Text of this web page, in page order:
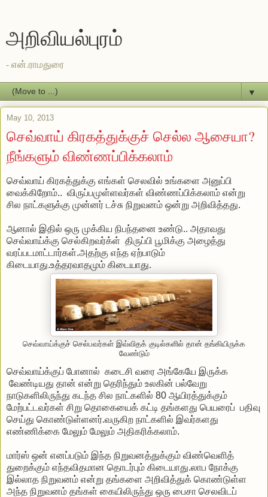
அறிவியல்புரம்
- என்.ராமதுரை
▼
May 10, 2013
செவ்வாய் கிரகத்துக்குச் செல்ல ஆசையா?
நீங்களும் விண்ணப்பிக்கலாம்
செவ்வாய் கிரகத்துக்கு எங்கள் செலவில் உங்களை அனுப்பி
வைக்கிறோம்.. விருப்பமுள்ளவர்கள் விண்ணப்பிக்கலாம் என்று
சில நாட்களுக்கு முன்னர் டச்சு நிறுவனம் ஒன்று அறிவித்தது.
ஆனால் இதில் ஒரு முக்கிய நிபந்தனை உண்டு.. அதாவது
செவ்வாய்க்கு செல்கிறவர்க்ள் திருப்பி பூமிக்கு அழைத்து
வரப்படமாட்டார்கள்.அதற்கு எந்த ஏற்பாடும்
கிடையாது.உத்தரவாதமும் கிடையாது.
செவ்வாய்க்குச் செல்பவர்கள் இவ்விதக் குடில்களில் தான் தங்கியிருக்க
வேண்டும்
செவ்வாய்க்குப் போனால் கடைசி வரை அங்கேயே இருக்க
வேண்டியது தான் என்று தெரிந்தும் உலகின் பல்வேறு
நாடுகளிலிருந்து கடந்த சில நாட்களில் 80 ஆயிரத்துக்கும்
மேற்பட்டவர்கள் சிறு தொகையைக் கட்டி தங்களது பெயரைப் பதிவு
செய்து கொண்டுள்ளனர்.வருகிற நாட்களில் இவர்களது
எண்ணிக்கை மேலும் மேலும் அதிகரிக்கலாம்.
மார்ஸ் ஒன் எனப்படும் இந்த நிறுவனத்துக்கும் விண்வெளித்
துறைக்கும் எந்தவிதமான தொடர்பும் கிடையாது.லாப நோக்கு
இல்லாத நிறுவனம் என்று தங்களை அறிவித்துக் கொண்டுள்ள
அந்த நிறுவனம் தங்கள் கையிலிருந்து ஒரு பைசா செலவிடப்